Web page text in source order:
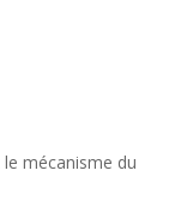
mécanisme du